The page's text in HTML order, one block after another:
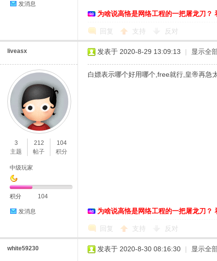
发消息
为啥说高恪是网络工程的一把屠龙刀？
回复 支持 反对
liveasx
3
主题
212
帖子
104
积分
中级玩家
积分 104
发消息
发表于 2020-8-29 13:09:13 | 显示全
白嫖表示哪个好用哪个,free就行,皇帝再急
为啥说高恪是网络工程的一把屠龙刀？
回复 支持 反对
white59230 发表于 2020-8-30 08:16:30 | 显示全